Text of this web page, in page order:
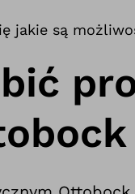
jakie są